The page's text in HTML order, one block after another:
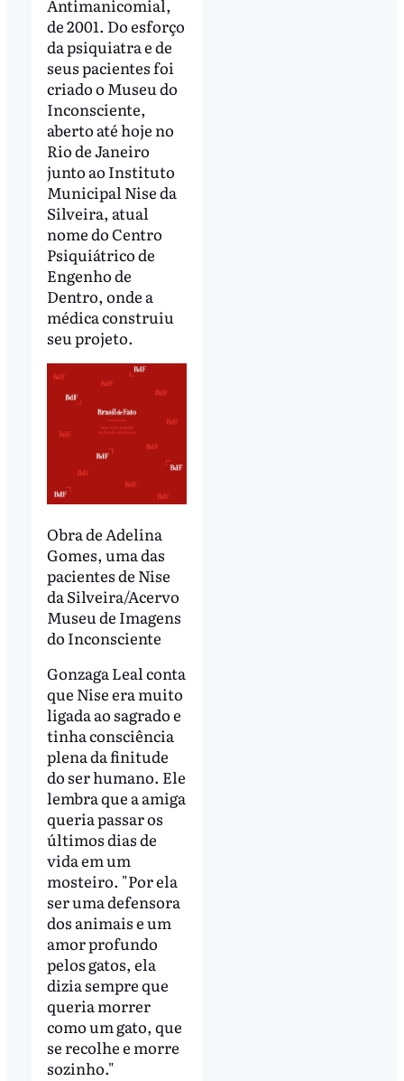
Antimanicomial,
de 2001. Do esforço
da psiquiatra e de
seus pacientes foi
criado o Museu do
Inconsciente,
aberto até hoje no
Rio de Janeiro
junto ao Instituto
Municipal Nise da
Silveira, atual
nome do Centro
Psiquiátrico de
Engenho de
Dentro, onde a
médica construiu
seu projeto.
Obra de Adelina
Gomes, uma das
pacientes de Nise
da Silveira/Acervo
Museu de Imagens
do Inconsciente
Gonzaga Leal conta
que Nise era muito
ligada ao sagrado e
tinha consciência
plena da finitude
do ser humano. Ele
lembra que a amiga
queria passar os
últimos dias de
vida em um
mosteiro. "Por ela
ser uma defensora
dos animais e um
amor profundo
pelos gatos, ela
dizia sempre que
queria morrer
como um gato, que
se recolhe e morre
sozinho."